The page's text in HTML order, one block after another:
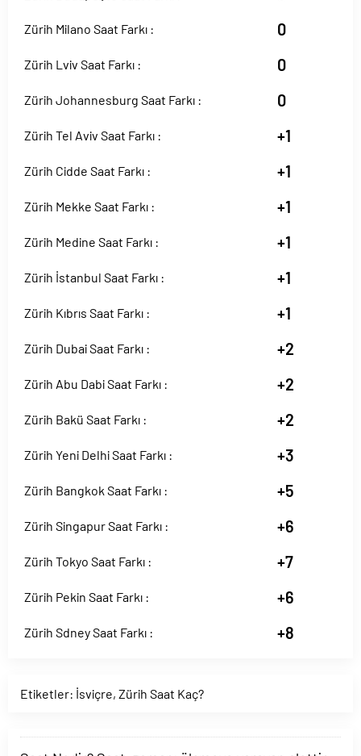
Zürih Milano Saat Farkı : 0
Zürih Lviv Saat Farkı : 0
Zürih Johannesburg Saat Farkı : 0
Zürih Tel Aviv Saat Farkı : +1
Zürih Cidde Saat Farkı : +1
Zürih Mekke Saat Farkı : +1
Zürih Medine Saat Farkı : +1
Zürih İstanbul Saat Farkı : +1
Zürih Kıbrıs Saat Farkı : +1
Zürih Dubai Saat Farkı : +2
Zürih Abu Dabi Saat Farkı : +2
Zürih Bakü Saat Farkı : +2
Zürih Yeni Delhi Saat Farkı : +3
Zürih Bangkok Saat Farkı : +5
Zürih Singapur Saat Farkı : +6
Zürih Tokyo Saat Farkı : +7
Zürih Pekin Saat Farkı : +6
Zürih Sdney Saat Farkı : +8
Etiketler: İsviçre, Zürih Saat Kaç?